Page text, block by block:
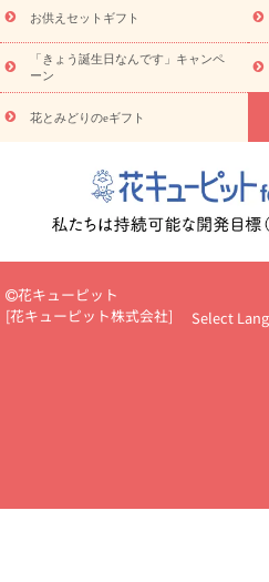
ド
お花の種類
お祝い お祝い・3000円～
5000円～
お祝い・7000円～ お
悔やみ
円～
お供え・お悔やみ・
読み物
いのマナー
定年退職祝いのマナー
花キューピットのお祝い
彩心理学」で選ぶ方法
結婚祝い
ール
新築引っ越し祝いコラム
場上司や先輩へ贈るお祝い花の正解
あり)
花キューピット×専門家
お供えセットギフト
「きょう誕生日なんです」キャンペ
ーン
花とみどりのeギフト
花キューピット
[花キューピット株式会社] Select